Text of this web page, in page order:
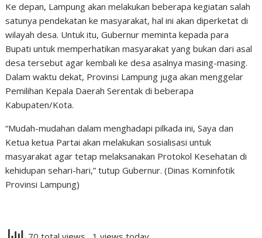
Ke depan, Lampung akan melakukan beberapa kegiatan salah
satunya pendekatan ke masyarakat, hal ini akan diperketat di
wilayah desa. Untuk itu, Gubernur meminta kepada para
Bupati untuk memperhatikan masyarakat yang bukan dari asal
desa tersebut agar kembali ke desa asalnya masing-masing.
Dalam waktu dekat, Provinsi Lampung juga akan menggelar
Pemilihan Kepala Daerah Serentak di beberapa
Kabupaten/Kota.
“Mudah-mudahan dalam menghadapi pilkada ini, Saya dan
Ketua ketua Partai akan melakukan sosialisasi untuk
masyarakat agar tetap melaksanakan Protokol Kesehatan di
kehidupan sehari-hari,” tutup Gubernur. (Dinas Kominfotik
Provinsi Lampung)